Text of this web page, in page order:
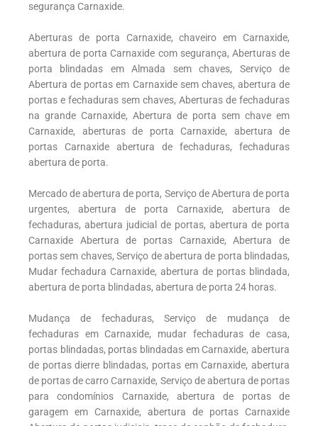
segurança Carnaxide.
Aberturas de porta Carnaxide, chaveiro em Carnaxide,
abertura de porta Carnaxide com segurança, Aberturas de
porta blindadas em Almada sem chaves, Serviço de
Abertura de portas em Carnaxide sem chaves, abertura de
portas e fechaduras sem chaves, Aberturas de fechaduras
na grande Carnaxide, Abertura de porta sem chave em
Carnaxide, aberturas de porta Carnaxide, abertura de
portas Carnaxide abertura de fechaduras, fechaduras
abertura de porta.
Mercado de abertura de porta, Serviço de Abertura de porta
urgentes, abertura de porta Carnaxide, abertura de
fechaduras, abertura judicial de portas, abertura de porta
Carnaxide Abertura de portas Carnaxide, Abertura de
portas sem chaves, Serviço de abertura de porta blindadas,
Mudar fechadura Carnaxide, abertura de portas blindada,
abertura de porta blindadas, abertura de porta 24 horas.
Mudança de fechaduras, Serviço de mudança de
fechaduras em Carnaxide, mudar fechaduras de casa,
portas blindadas, portas blindadas em Carnaxide, abertura
de portas dierre blindadas, portas em Carnaxide, abertura
de portas de carro Carnaxide, Serviço de abertura de portas
para condomínios Carnaxide, abertura de portas de
garagem em Carnaxide, abertura de portas Carnaxide